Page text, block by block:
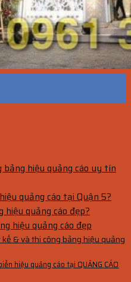
hiệu quảng cáo uy tín
quảng cáo tại Quận 5?
hiệu quảng cáo đẹp?
hiệu quảng cáo đẹp
& và thi công bảng hiệu quảng
hiệu quảng cáo tại QUẢNG CÁO